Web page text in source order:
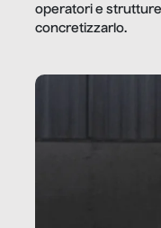
operatori e
concretizzarlo.